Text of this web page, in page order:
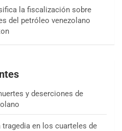
la fiscalización sobre
del petróleo venezolano
y deserciones de
tragedia en los cuarteles de